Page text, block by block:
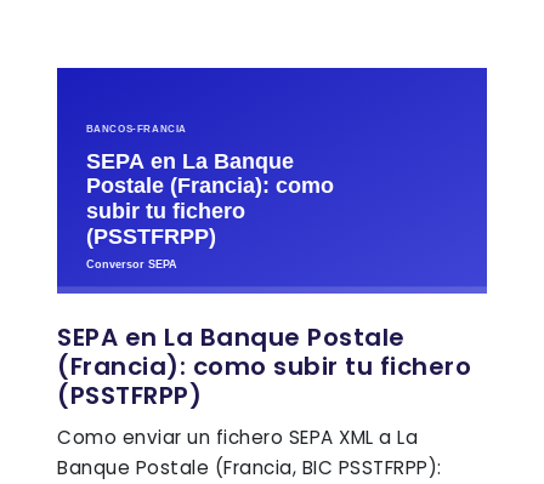
SEPA en La Banque Postale
(Francia): como subir tu fichero
(PSSTFRPP)
Como enviar un fichero SEPA XML a La
Banque Postale (Francia, BIC PSSTFRPP):